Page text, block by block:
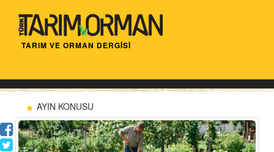
TARIM VE ORMAN DERGİSİ
AYIN KONUSU